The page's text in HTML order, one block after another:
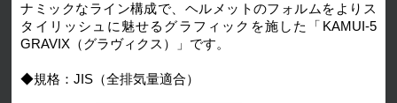
ナミックなライン構成で、ヘルメットのフォルムをよりス
タイリッシュに魅せるグラフィックを施した「KAMUI-5
GRAVIX（グラヴィクス）」です。
◆規格：JIS（全排気量適合）